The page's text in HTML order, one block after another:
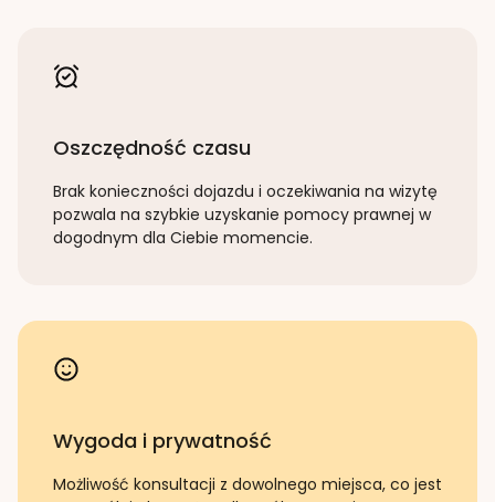
Oszczędność czasu
Brak konieczności dojazdu i oczekiwania na wizytę
pozwala na szybkie uzyskanie pomocy prawnej w
dogodnym dla Ciebie momencie.
Wygoda i prywatność
Możliwość konsultacji z dowolnego miejsca, co jest